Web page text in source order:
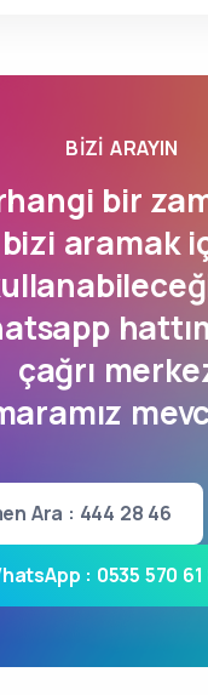
BIZI ARAYIN
bir
bizi aramak
çağrı
Ara : 444 28 46
: 0535 570 61